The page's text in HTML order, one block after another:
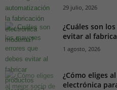
29 julio, 2026
¿Cuáles son
evitar al
1 agosto, 2026
¿Cómo eliges
electrónica